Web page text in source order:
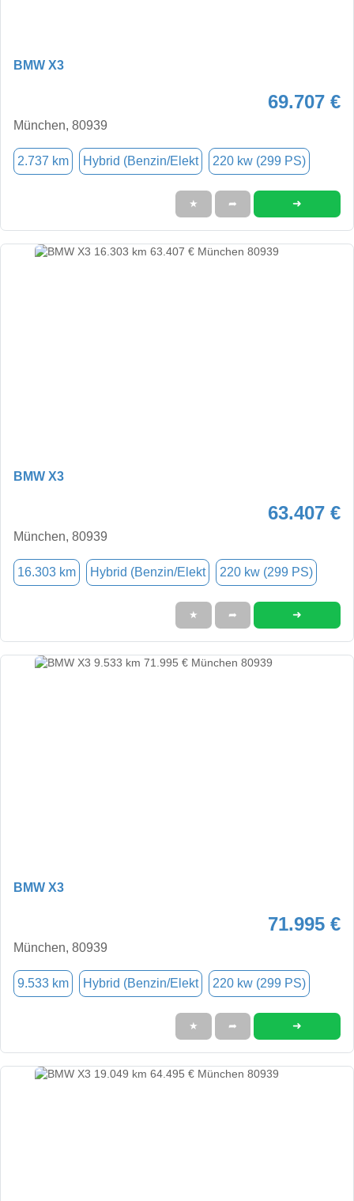
BMW X3
69.707 €
München, 80939
2.737 km Hybrid (Benzin/Elekt 220 kw (299 PS)
★ ➦ ➜
BMW X3
63.407 €
München, 80939
16.303 km Hybrid (Benzin/Elekt 220 kw (299 PS)
★ ➦ ➜
BMW X3
71.995 €
München, 80939
9.533 km Hybrid (Benzin/Elekt 220 kw (299 PS)
★ ➦ ➜